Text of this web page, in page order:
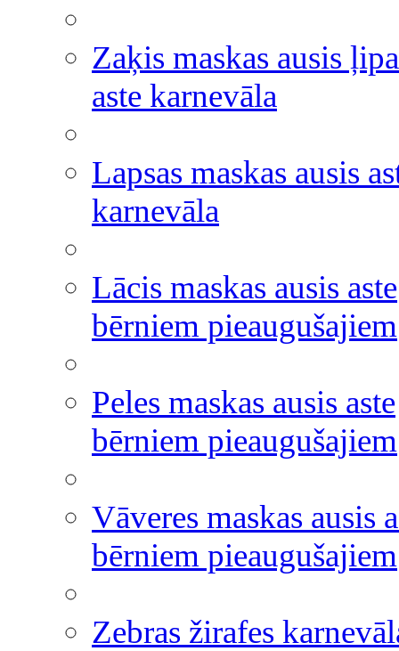
Zaķis maskas ausis ļipa
aste karnevāla
Lapsas maskas ausis
karnevāla
Lācis maskas ausis aste
bērniem pieaugušajiem
Peles maskas ausis aste
bērniem pieaugušajiem
Vāveres maskas ausis
bērniem pieaugušajiem
Zebras žirafes